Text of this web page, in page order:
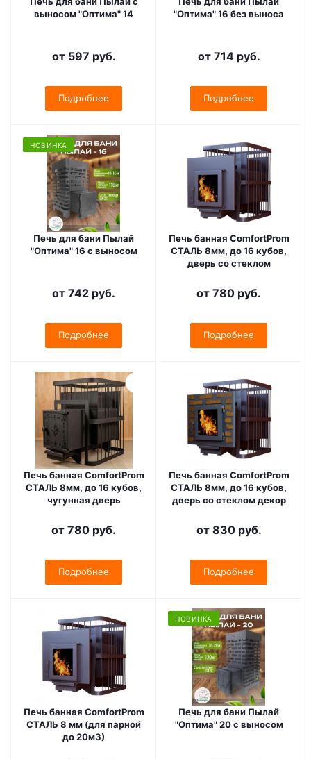
выносом "Оптима" 14
от 597 руб.
Подробнее
"Оптима" 16 без выноса
от 714 руб.
Подробнее
НОВИНКА
Печь для бани Пылай
"Оптима" 16 с выносом
от 742 руб.
Подробнее
Печь банная ComfortProm
СТАЛЬ 8мм, до 16 кубов,
дверь со стеклом
от 780 руб.
Подробнее
Печь банная ComfortProm
СТАЛЬ 8мм, до 16 кубов,
чугунная дверь
от 780 руб.
Подробнее
Печь банная ComfortProm
СТАЛЬ 8мм, до 16 кубов,
дверь со стеклом декор
от 830 руб.
Подробнее
Печь банная ComfortProm
СТАЛЬ 8 мм (для парной
до 20м3)
НОВИНКА
Печь для бани Пылай
"Оптима" 20 с выносом